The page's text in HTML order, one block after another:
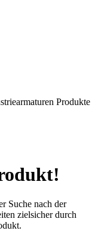
Suche nach der
zielsicher durch